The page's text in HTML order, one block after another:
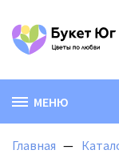
МЕНЮ
Главная